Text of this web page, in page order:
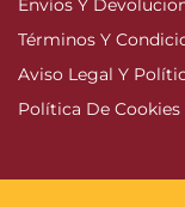
Envíos Y
Términos Y
Aviso Legal Y
Política De Cookies